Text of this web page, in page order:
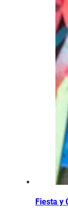
Fiesta y